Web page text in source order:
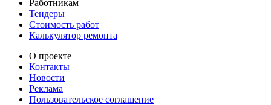
Работникам
Тендеры
Стоимость работ
Калькулятор ремонта
О проекте
Контакты
Новости
Реклама
Пользовательское соглашение